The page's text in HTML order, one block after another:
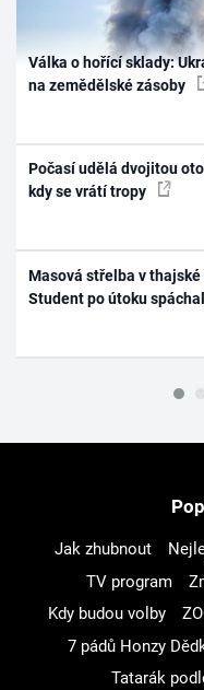
Válka o hořící sklady:
na zemědělské zásoby
Počasí udělá dvojitou
kdy se vrátí tropy
Masová střelba v
Student po útoku
Jak zhubnout
TV program
Kdy budou volby
7 pádů Honzy
Tatarák